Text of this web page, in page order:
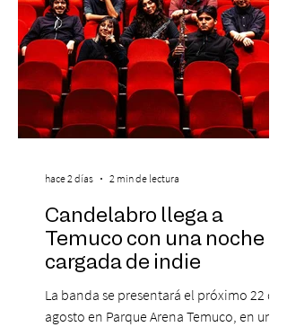
Candelabro llega a
Temuco con una noche
cargada de indie
La banda se presentará el próximo 22 de
agosto en Parque Arena Temuco, en una
hace 2 días 2 min de lectura